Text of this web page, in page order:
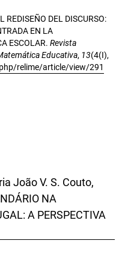
DEL DISCURSO:
EN LA
ESCOLAR. Revista
Educativa, 13(4(I),
relime/article/view/291
João V. S. Couto,
NA
A PERSPECTIVA